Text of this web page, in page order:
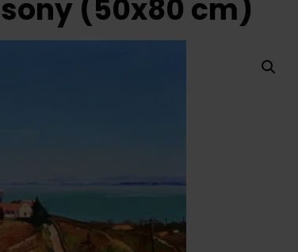
(50x80 cm)